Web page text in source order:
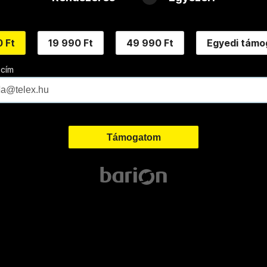
Ft 19 990 Ft 49 990 Ft Egyedi